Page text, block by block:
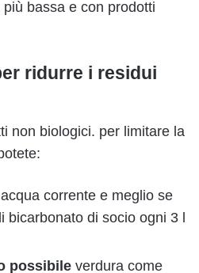
bassa e con prodotti
ridurre i residui
non biologici. per limitare la
corrente e meglio se
bicarbonato di socio ogni 3 l
possibile verdura come